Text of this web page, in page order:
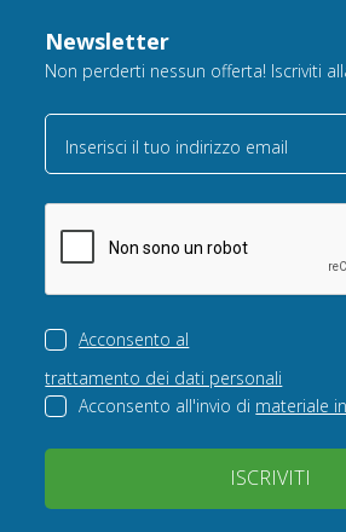
Newsletter
Non perderti nessun offerta! Iscriviti
Inserisci il tuo indirizzo email
Acconsento al
trattamento dei dati personali
Acconsento all'invio di materiale
ISCRIVITI